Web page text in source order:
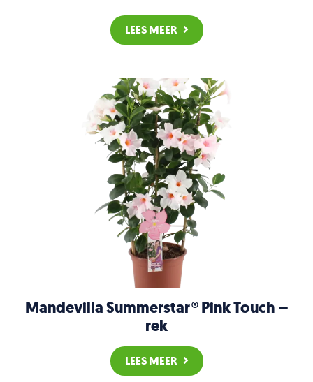
LEES MEER
Mandevilla Summerstar® Pink Touch –
rek
LEES MEER